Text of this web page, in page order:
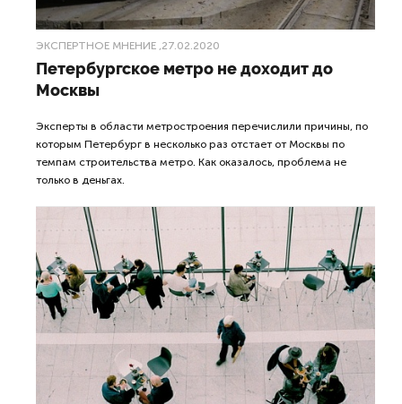
ЭКСПЕРТНОЕ МНЕНИЕ ,27.02.2020
Петербургское метро не доходит до
Москвы
Эксперты в области метростроения перечислили причины, по
которым Петербург в несколько раз отстает от Москвы по
темпам строительства метро. Как оказалось, проблема не
только в деньгах.